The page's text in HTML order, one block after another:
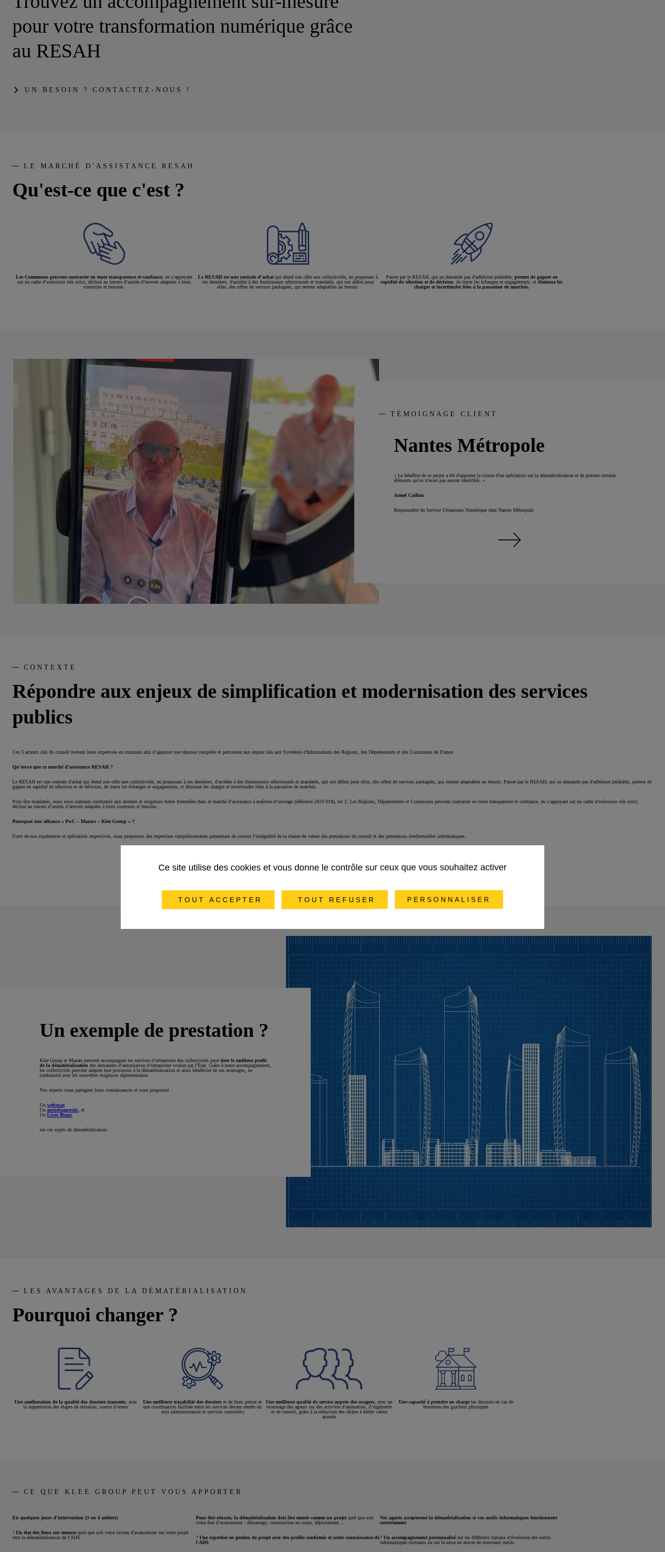
pour votre transformation numérique grâce
au RESAH
UN BESOIN ? CONTACTEZ-NOUS !
Qu'est-ce que c'est ?
LE MARCHÉ D'ASSISTANCE RESAH
Les Communes peuvent contracter en toute transparence et confiance , en s’appuyant
sur un cadre d’exécution très strict, décliné au travers d’unités d’œuvres adaptées à leurs
contextes et besoins.
Le RESAH est une centrale d'achat qui étend son offre aux collectivités, en proposant à
ces dernières, d'accéder à des fournisseurs sélectionnés et mandatés, qui ont défini pour
elles, des offres de services packagées, qui restent adaptables au besoin.
Passer par le RESAH, qui ne demande pas d'adhésion préalable, permet de gagner en
rapidité de sélection et de décision
, de tracer les échanges et engagements, etdiminue les
charges et incertitudes liées à la passation de marchés.
Nantes Métropole
TÉMOIGNAGE CLIENT
« Le bénéfice de ce projet a été d'apporter la vision d'un spécialiste sur la dématérialisation et de pointer certains
éléments qu'on n'avait pas encore identifiés. »
Armel Caillon
Responsable du Service Urbanisme Numérique chez Nantes Métropole
Répondre aux enjeux de simplification et modernisation des services
publics
CONTEXTE
Ces 3 acteurs clés du conseil mettent leurs expertises en commun afin d’apporter une réponse complète et pertinente aux enjeux liés aux Systèmes d'Informations des Régions, des Départements et des Communes de France.
Qu'est-ce que ce marché d’assistance RESAH ?
Le RESAH est une centrale d'achat qui étend son offre aux collectivités, en proposant à ces dernières, d'accéder à des fournisseurs sélectionnés et mandatés, qui ont défini pour elles, des offres de services packagées, qui restent adaptables au besoin. Passer par le RESAH, qui ne demande pas d'adhésion préalable, permet de
gagner en rapidité de sélection et de décision, de tracer les échanges et engagements, et diminue les charges et incertitudes liées à la passation de marchés.
Pour être mandatés, nous nous sommes conformés aux attentes et exigences fortes formulées dans le marché d’assistance à maîtrise d’ouvrage (référence 2023 018), lot 2. Les Régions, Départements et Communes peuvent contracter en toute transparence et confiance, en s’appuyant sur un cadre d’exécution très strict,
décliné au travers d’unités d’œuvres adaptées à leurs contextes et besoins.
Pourquoi une alliance « PwC – Mazars – Klee Group » ?
Forts de nos expériences et spécialités respectives, nous proposons des expertises complémentaires permettant de couvrir l’intégralité de la chaine de valeur des prestations de conseil et des prestations intellectuelles informatiques.
Un exemple de prestation ?
Klee Group et Mazars peuvent accompagner les services d’urbanisme des collectivités pourtirer le meilleur profit
de la dématérialisation des demandes d’autorisation d’urbanisme voulue par l’État. Grâce à notre accompagnement,
les collectivités peuvent adapter leur processus à la dématérialisation et ainsi bénéficier de ses avantages, en
conformité avec les nouvelles exigences réglementaires.
Nos experts vous partagent leurs connaissances et vous proposent :
Un webinar,
Un autodiagnostic , et
Un Livre Blanc
sur ces sujets de dématérialisation.
Pourquoi changer ?
LES AVANTAGES DE LA DÉMATÉRIALISATION
Une amélioration de la qualité des dossiers transmis, avec
la suppression des étapes de ressaisie, source d’erreur
Une meilleure traçabilité des dossiers et de leurs pièces et
une coordination facilitée entre les services devant rendre un
avis (administration et services consultés)
Une meilleure qualité de service auprès des usagers, avec un
recentrage des agents sur des activités d’animation, d’ingénierie
et de conseil, grâce à la réduction des tâches à faible valeur
ajoutée
Une capacité à prendre en chargeles dossiers en cas de
fermeture des guichets physiques
CE QUE KLEE GROUP PEUT VOUS APPORTER
En quelques jours d'intervention (3 ou 4 ateliers)
? Un état des lieux sur mesure quel que soit votre niveau d'avancement sur votre projet
vers la dématérialisation de l'ADS
Pour être réussie, la dématérialisation doit être menée comme un projet quel que soit
votre état d’avancement : démarrage, construction en cours, déploiement…
?Une expertise en gestion de projet avec des profils confirmés et notre connaissance de
l'ADS
Vos agents accepteront la dématérialisation si vos outils informatiques fonctionnent
correctement
? Un accompagnement personnalisésur les différents travaux d’évolution des outils
informatiques existants ou sur la mise en œuvre de nouveaux outils
Ce site utilise des cookies et vous donne le contrôle sur ceux que vous souhaitez activer
TOUT ACCEPTER TOUT REFUSER PERSONNALISER